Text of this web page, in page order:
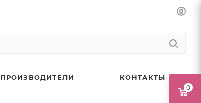
ПРОИЗВОДИТЕЛИ КОНТАКТЫ
0